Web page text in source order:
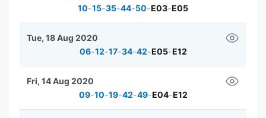
10-15-35-44-50-E03-E05
06-12-17-34-42-E05-E12
Tue, 18 Aug 2020
09-10-19-42-49-E04-E12
Fri, 14 Aug 2020